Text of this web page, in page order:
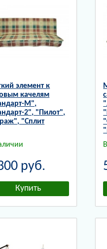
элемент к
качелям
М",
2", "Пилот",
"Сплит
руб.